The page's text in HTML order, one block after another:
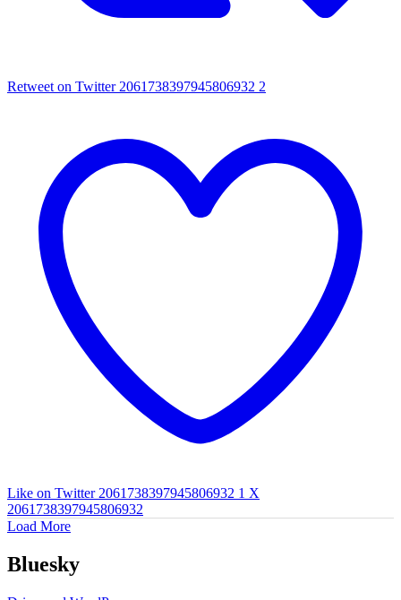
Retweet on Twitter 2061738397945806932 2
Like on Twitter 2061738397945806932 1 X
2061738397945806932
Load More
Bluesky